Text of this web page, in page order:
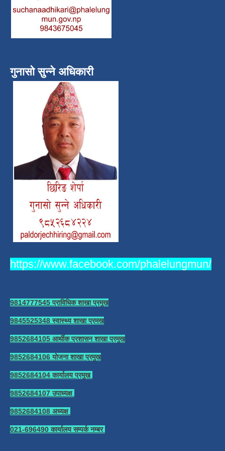
गुनासो सुन्ने अधिकारी
https://www.facebook.com/phalelungmun/
9814777545 प्राविधिक शाखा प्रमुख
9845525348 स्वास्थ्य शाखा प्रमख
9852684105 आर्थीक प्रशासन शाखा प्रमुख
9852684106 योजना शाखा प्रमुख
9852684104 कार्यालय प्रमुख
9852684107 उपाध्यक्ष
9852684108 अध्यक्ष
021-696490 कार्यालय सम्पर्क नम्बर